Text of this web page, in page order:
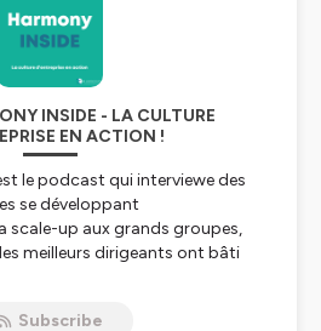
INSIDE - LA CULTURE
EN ACTION !
le podcast qui interviewe des
se développant
scale-up aux grands groupes,
meilleurs dirigeants ont bâti
Subscribe